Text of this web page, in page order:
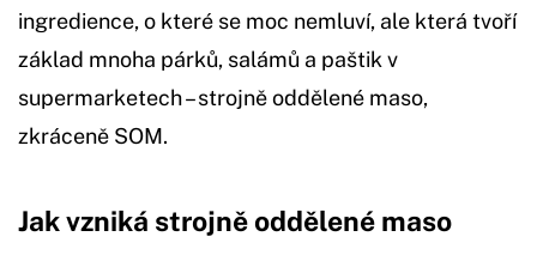
ingredience, o které se moc nemluví, ale která tvoří
základ mnoha párků, salámů a paštik v
supermarketech – strojně oddělené maso,
zkráceně SOM.
Jak vzniká strojně oddělené maso